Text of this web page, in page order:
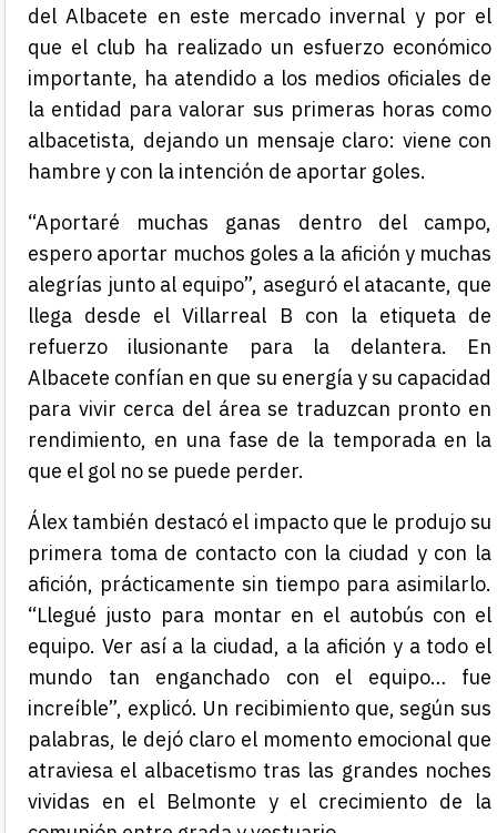
del Albacete en este mercado invernal y por el
que el club ha realizado un esfuerzo económico
importante, ha atendido a los medios oficiales de
la entidad para valorar sus primeras horas como
albacetista, dejando un mensaje claro: viene con
hambre y con la intención de aportar goles.
“Aportaré muchas ganas dentro del campo,
espero aportar muchos goles a la afición y muchas
alegrías junto al equipo”, aseguró el atacante, que
llega desde el Villarreal B con la etiqueta de
refuerzo ilusionante para la delantera. En
Albacete confían en que su energía y su capacidad
para vivir cerca del área se traduzcan pronto en
rendimiento, en una fase de la temporada en la
que el gol no se puede perder.
Álex también destacó el impacto que le produjo su
primera toma de contacto con la ciudad y con la
afición, prácticamente sin tiempo para asimilarlo.
“Llegué justo para montar en el autobús con el
equipo. Ver así a la ciudad, a la afición y a todo el
mundo tan enganchado con el equipo… fue
increíble”, explicó. Un recibimiento que, según sus
palabras, le dejó claro el momento emocional que
atraviesa el albacetismo tras las grandes noches
vividas en el Belmonte y el crecimiento de la